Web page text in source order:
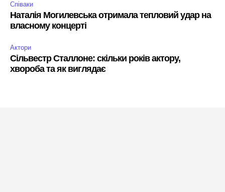
Співаки
Наталія Могилевська отримала тепловий удар на
власному концерті
Актори
Сільвестр Сталлоне: скільки років актору,
хвороба та як виглядає